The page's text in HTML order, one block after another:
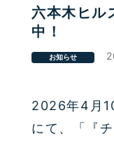
六本木ヒ
中！
お知らせ
2026年4月
にて、「『